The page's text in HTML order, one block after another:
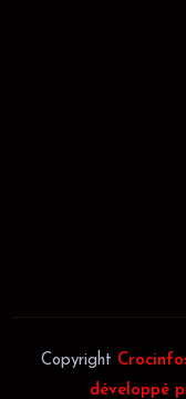
Copyright
développé